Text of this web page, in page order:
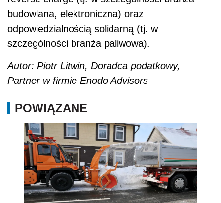
budowlana, elektroniczna) oraz
odpowiedzialnością solidarną (tj. w
szczególności branża paliwowa).
Autor: Piotr Litwin, Doradca podatkowy,
Partner w firmie Enodo Advisors
POWIĄZANE